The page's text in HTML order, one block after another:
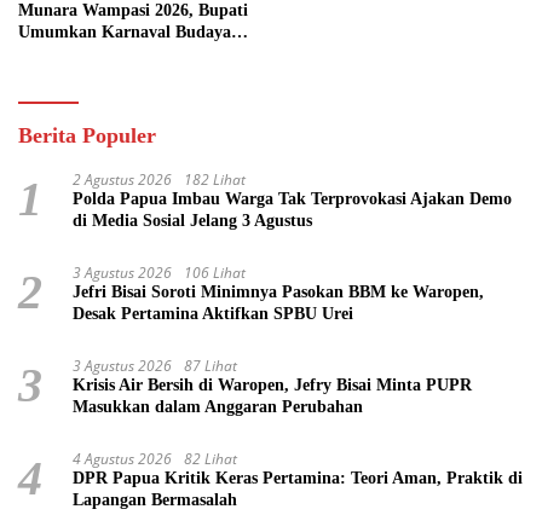
Munara Wampasi 2026, Bupati
Umumkan Karnaval Budaya
Berita Populer
1 2 Agustus 2026 182 Lihat
Polda Papua Imbau Warga Tak Terprovokasi Ajakan Demo
di Media Sosial Jelang 3 Agustus
2 3 Agustus 2026 106 Lihat
Jefri Bisai Soroti Minimnya Pasokan BBM ke Waropen,
Desak Pertamina Aktifkan SPBU Urei
3 3 Agustus 2026 87 Lihat
Krisis Air Bersih di Waropen, Jefry Bisai Minta PUPR
Masukkan dalam Anggaran Perubahan
4 4 Agustus 2026 82 Lihat
DPR Papua Kritik Keras Pertamina: Teori Aman, Praktik di
Lapangan Bermasalah